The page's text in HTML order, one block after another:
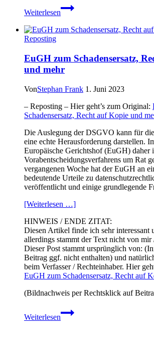
Weiterlesen
Amtsantritt:
Ex-
Chef
bei
Klein-
mit
gleichem
Gehalt
Reposting
EuGH zum Schadensersatz,
und mehr
VonStephan Frank 1. Juni 2023
– Reposting – Hier geht’s zum Original:
Schadensersatz, Recht auf Kopie und
Die Auslegung der DSGVO kann für
eine echte Herausforderung darstellen.
Europäische Gerichtshof (EuGH) daher
Vorabentscheidungsverfahrens um Rat
vergangenen Woche hat der EuGH an
bedeutende Urteile zu
veröffentlicht und einige grundlegende
[Weiterlesen …]
HINWEIS / ENDE ZITAT:
Diesen Artikel finde ich sehr interessant
allerdings stammt der Text nicht von mir
Dieser Post stammt ursprünglich von:
Beitrag ggf. nicht enthalten) und
beim Verfasser / Rechteinhaber. Hier
EuGH zum Schadensersatz, Recht auf
(Bildnachweis per Rechtsklick auf
Weiterlesen
EuGH
zum